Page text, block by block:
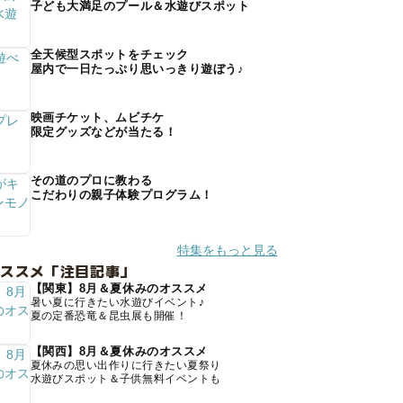
子ども大満足のプール＆水遊びスポット
全天候型スポットをチェック
屋内で一日たっぷり思いっきり遊ぼう♪
映画チケット、ムビチケ
限定グッズなどが当たる！
その道のプロに教わる
こだわりの親子体験プログラム！
特集をもっと見る
スメ「注目記事」
【関東】8月＆夏休みのオススメ
暑い夏に行きたい水遊びイベント♪
夏の定番恐竜＆昆虫展も開催！
【関西】8月＆夏休みのオススメ
夏休みの思い出作りに行きたい夏祭り
水遊びスポット＆子供無料イベントも